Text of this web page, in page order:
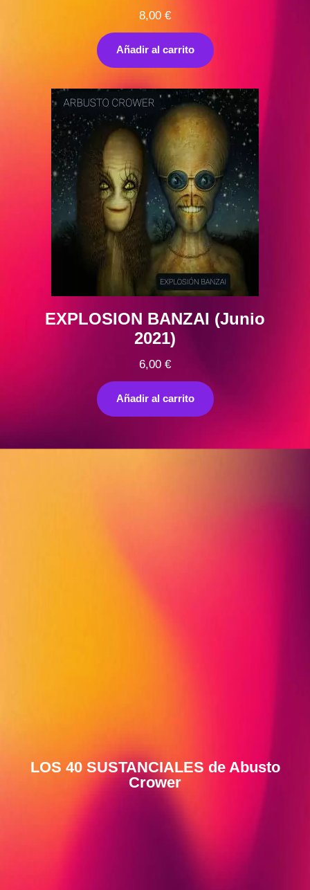
8,00 €
Añadir al carrito
EXPLOSION BANZAI (Junio
2021)
6,00 €
Añadir al carrito
LOS 40 SUSTANCIALES de Abusto
Crower